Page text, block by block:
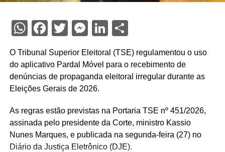
WhatsApp
Facebook
TwitterMessenger
LinkedIn
O Tribunal Superior Eleitoral (TSE) regulamentou o uso
do aplicativo Pardal Móvel para o recebimento de
denúncias de propaganda eleitoral irregular durante as
Eleições Gerais de 2026.
As regras estão previstas na Portaria TSE nº 451/2026,
assinada pelo presidente da Corte, ministro Kassio
Nunes Marques, e publicada na segunda-feira (27) no
Diário da Justiça Eletrônico (DJE).